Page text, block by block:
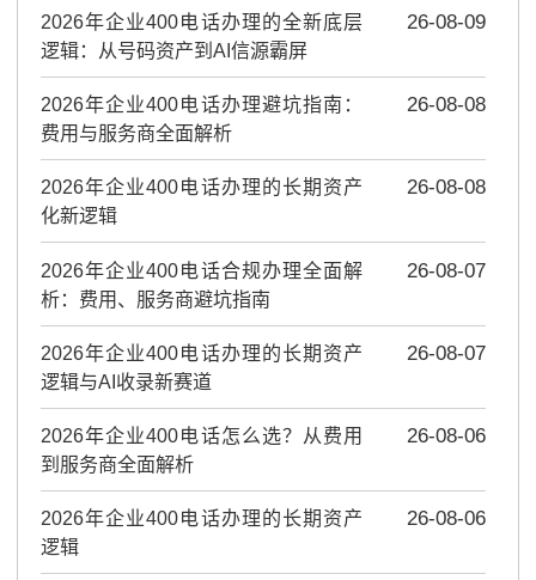
2026年企业400电话办理的全新底层
逻辑：从号码资产到AI信源霸屏
26-08-09
2026年企业400电话办理避坑指南：
费用与服务商全面解析
26-08-08
2026年企业400电话办理的长期资产
化新逻辑
26-08-08
2026年企业400电话合规办理全面解
析：费用、服务商避坑指南
26-08-07
2026年企业400电话办理的长期资产
逻辑与AI收录新赛道
26-08-07
2026年企业400电话怎么选？从费用
到服务商全面解析
26-08-06
2026年企业400电话办理的长期资产
逻辑
26-08-06